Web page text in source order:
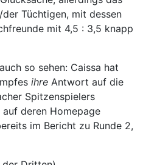
Tüchtigen, mit dessen
mit 4,5 : 3,5 knapp
so sehen: Caissa hat
ihre Antwort auf die
Spitzenspielers
deren Homepage
im Bericht zu Runde 2,